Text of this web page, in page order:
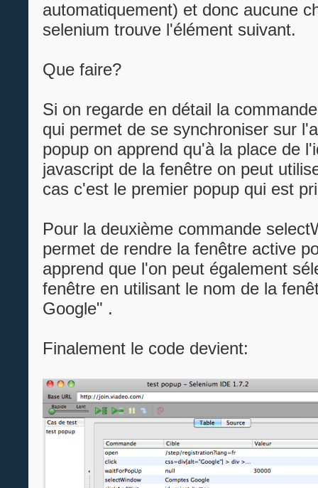
automatiquement) et donc aucune
selenium trouve l'élément suivant.
Que faire?
Si on regarde en détail la
qui permet de se synchroniser sur
popup on apprend qu'à la place de
javascript de la fenêtre on peut
cas c'est le premier popup qui est
Pour la deuxième commande
permet de rendre la fenêtre active
apprend que l'on peut également
fenêtre en utilisant le nom de la
Google" .
Finalement le code devient: